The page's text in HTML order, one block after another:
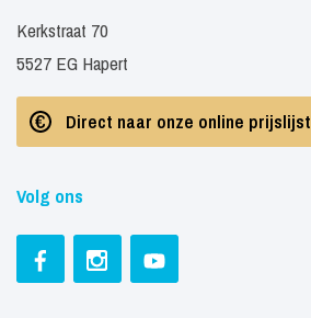
Kerkstraat 70
5527 EG Hapert
Direct naar onze online prijslijst
Volg ons